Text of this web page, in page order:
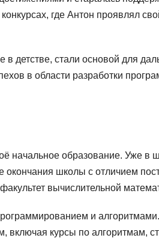
где Антон проявлял
детстве, стали основой для
в области разработки
начальное образование. Уже в
школы с отличием
вычислительной
и
курсы по алгоритмам,